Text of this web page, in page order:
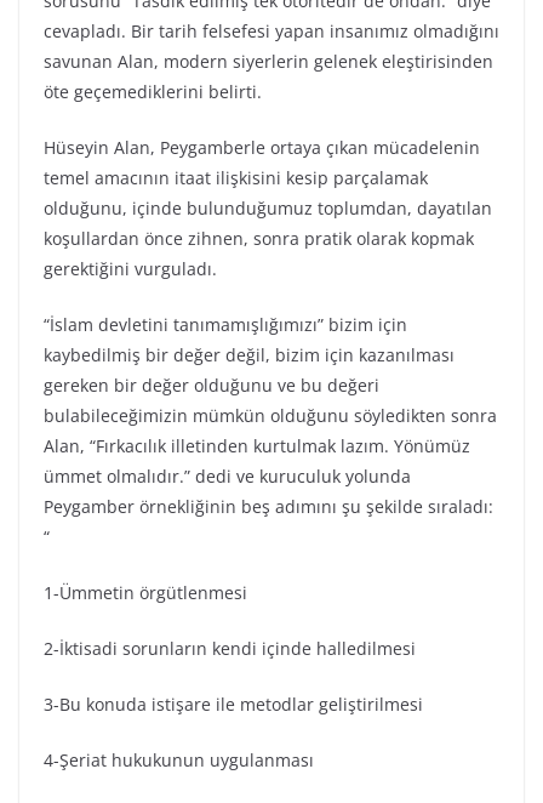
cevapladı. Bir tarih felsefesi yapan insanımız olmadığını
savunan Alan, modern siyerlerin gelenek eleştirisinden
öte geçemediklerini belirti.
Hüseyin Alan, Peygamberle ortaya çıkan mücadelenin
temel amacının itaat ilişkisini kesip parçalamak
olduğunu, içinde bulunduğumuz toplumdan, dayatılan
koşullardan önce zihnen, sonra pratik olarak kopmak
gerektiğini vurguladı.
“İslam devletini tanımamışlığımızı” bizim için
kaybedilmiş bir değer değil, bizim için kazanılması
gereken bir değer olduğunu ve bu değeri
bulabileceğimizin mümkün olduğunu söyledikten sonra
Alan, “Fırkacılık illetinden kurtulmak lazım. Yönümüz
ümmet olmalıdır.” dedi ve kuruculuk yolunda
Peygamber örnekliğinin beş adımını şu şekilde sıraladı:
“
1-Ümmetin örgütlenmesi
2-İktisadi sorunların kendi içinde halledilmesi
3-Bu konuda istişare ile metodlar geliştirilmesi
4-Şeriat hukukunun uygulanması